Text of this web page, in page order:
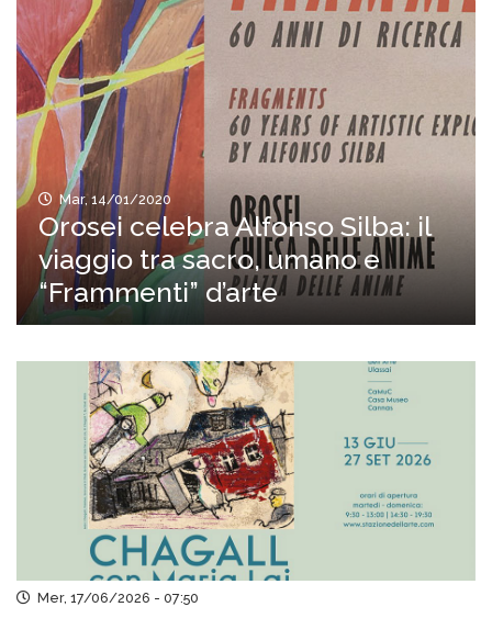
Mar, 14/01/2020
Orosei celebra Alfonso Silba: il
viaggio tra sacro, umano e
“Frammenti” d’arte
Mer, 17/06/2026 - 07:50